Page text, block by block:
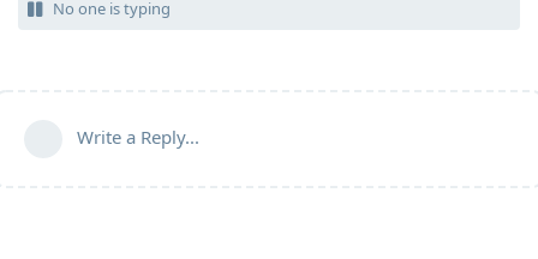
No one is typing
Write a Reply...